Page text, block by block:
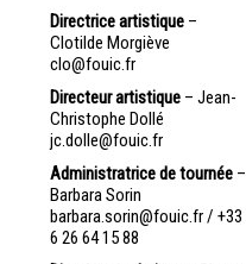
Directrice artistique –
Clotilde Morgiève
clo@fouic.fr
Directeur artistique – Jean-
Christophe Dollé
jc.dolle@fouic.fr
Administratrice de tournée –
Barbara Sorin
barbara.sorin@fouic.fr/ +33
6 26 64 15 88